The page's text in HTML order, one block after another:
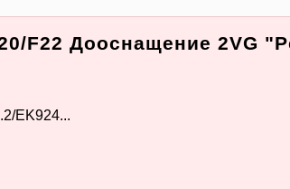
F22 Дооснащение 2VG
EK924...